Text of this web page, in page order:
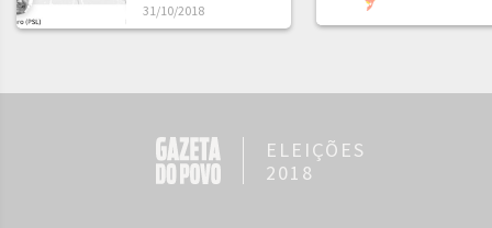
31/10/2018
ELEIÇÕES
2018